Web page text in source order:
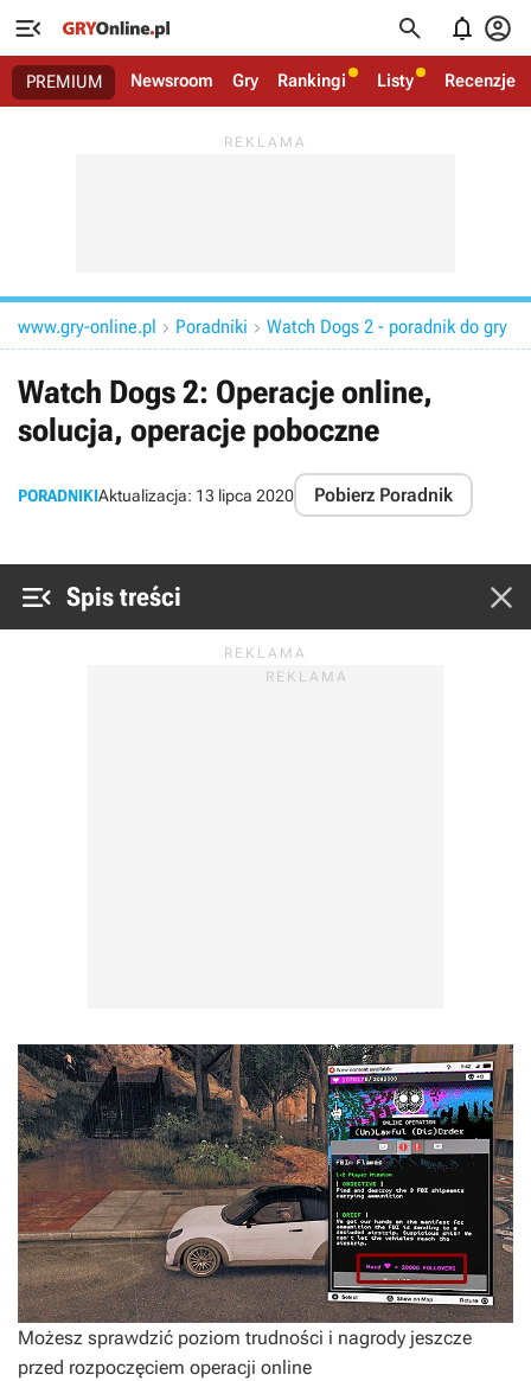
   
PREMIUM Newsroom Gry Rankingi Listy Recenzje
www.gry-online.pl  Poradniki  Watch Dogs 2 - poradnik do gry
Watch Dogs 2: Operacje online,
solucja, operacje poboczne
PORADNIKIAktualizacja: 13 lipca 2020 Pobierz Poradnik
 Spis treści 
Możesz sprawdzić poziom trudności i nagrody jeszcze
przed rozpoczęciem operacji online